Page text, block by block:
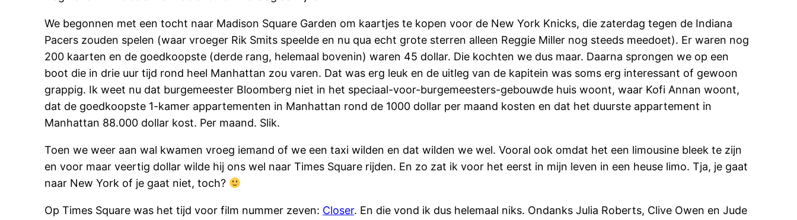
We begonnen met een tocht naar Madison Square Garden om kaartjes te kopen voor de New York Knicks, die zaterdag tegen de Indiana
Pacers zouden spelen (waar vroeger Rik Smits speelde en nu qua echt grote sterren alleen Reggie Miller nog steeds meedoet). Er waren nog
200 kaarten en de goedkoopste (derde rang, helemaal bovenin) waren 45 dollar. Die kochten we dus maar. Daarna sprongen we op een
boot die in drie uur tijd rond heel Manhattan zou varen. Dat was erg leuk en de uitleg van de kapitein was soms erg interessant of gewoon
grappig. Ik weet nu dat burgemeester Bloomberg niet in het speciaal-voor-burgemeesters-gebouwde huis woont, waar Kofi Annan woont,
dat de goedkoopste 1-kamer appartementen in Manhattan rond de 1000 dollar per maand kosten en dat het duurste appartement in
Manhattan 88.000 dollar kost. Per maand. Slik.
Toen we weer aan wal kwamen vroeg iemand of we een taxi wilden en dat wilden we wel. Vooral ook omdat het een limousine bleek te zijn
en voor maar veertig dollar wilde hij ons wel naar Times Square rijden. En zo zat ik voor het eerst in mijn leven in een heuse limo. Tja, je gaat
naar New York of je gaat niet, toch?
Op Times Square was het tijd voor film nummer zeven: Closer. En die vond ik dus helemaal niks. Ondanks Julia Roberts, Clive Owen en Jude